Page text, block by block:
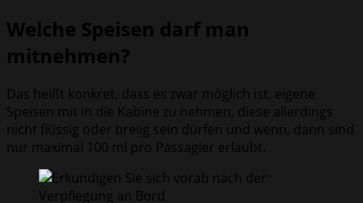
Welche Speisen darf man
mitnehmen?
Das heißt konkret, dass es zwar möglich ist, eigene
Speisen mit in die Kabine zu nehmen, diese allerdings
nicht flüssig oder breiig sein dürfen und wenn, dann sind
nur maximal 100 ml pro Passagier erlaubt.